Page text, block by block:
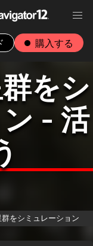
購入する
をシ
- 活
をシミュレーション